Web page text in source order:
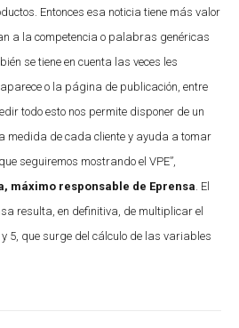
Entonces esa noticia tiene más valor
a la competencia o palabras genéricas
se tiene en cuenta las veces les
o la página de publicación, entre
todo esto nos permite disponer de un
medida de cada cliente y ayuda a tomar
seguiremos mostrando el VPE”,
máximo responsable de Eprensa . El
resulta, en definitiva, de multiplicar el
y 5, que surge del cálculo de las variables